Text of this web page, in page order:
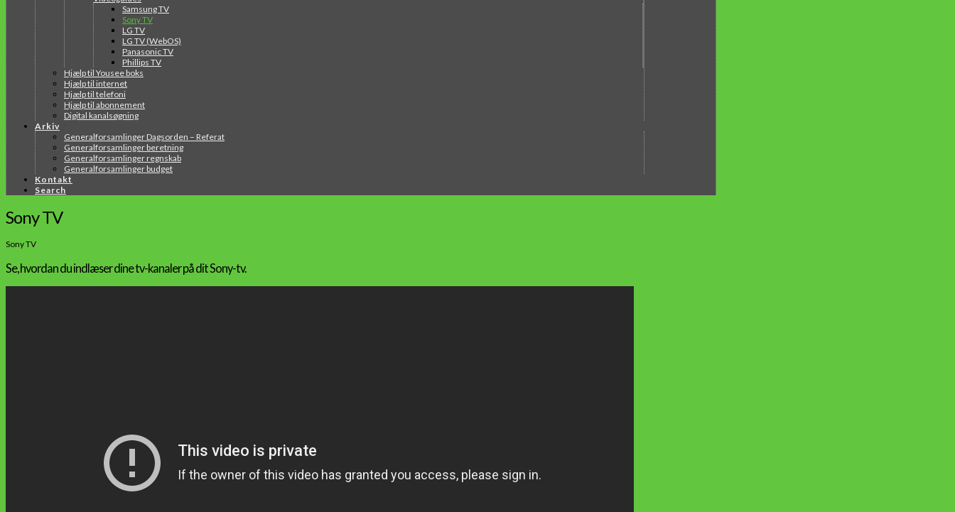
Samsung TV
Sony TV
LG TV
LG TV (WebOS)
Panasonic TV
Phillips TV
Hjælp til Yousee boks
Hjælp til internet
Hjælp til telefoni
Hjælp til abonnement
Digital kanalsøgning
Arkiv
Generalforsamlinger Dagsorden – Referat
Generalforsamlinger beretning
Generalforsamlinger regnskab
Generalforsamlinger budget
Kontakt
Search
Sony TV
Sony TV
Se, hvordan du indlæser dine tv-kanaler på dit Sony-tv.